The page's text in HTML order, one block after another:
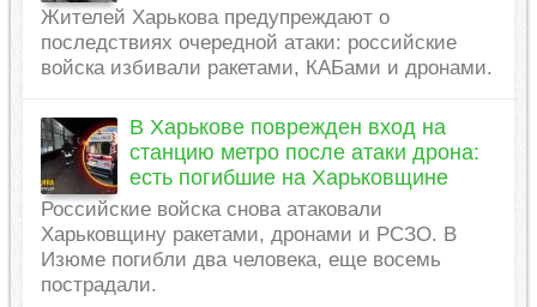
Жителей Харькова предупреждают о
последствиях очередной атаки: российские
войска избивали ракетами, КАБами и дронами.
В Харькове поврежден вход на
станцию ​​метро после атаки дрона:
есть погибшие на Харьковщине
Российские войска снова атаковали
Харьковщину ракетами, дронами и РСЗО. В
Изюме погибли два человека, еще восемь
пострадали.